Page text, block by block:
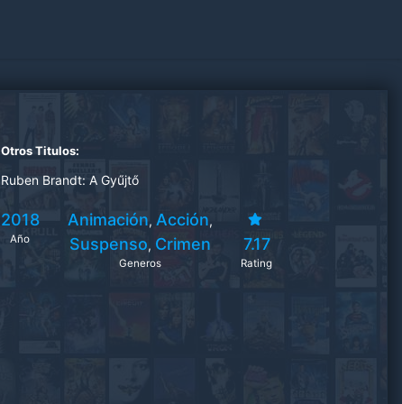
Otros Titulos:
Ruben Brandt: A Gyűjtő
2018
Año
Animación, Acción,
Suspenso, Crimen
Generos
7.17
Rating